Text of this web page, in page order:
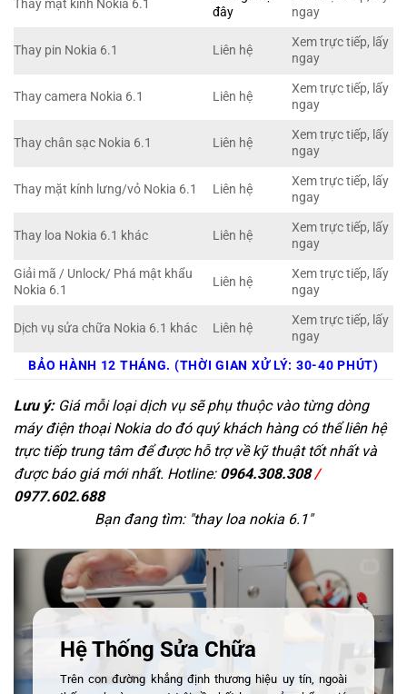
Thay mặt kính Nokia 6.1
đây
ngay
Thay pin Nokia 6.1 Liên hệ
Xem trực tiếp, lấy
ngay
Thay camera Nokia 6.1 Liên hệ
Xem trực tiếp, lấy
ngay
Thay chân sạc Nokia 6.1 Liên hệ
Xem trực tiếp, lấy
ngay
Thay mặt kính lưng/vỏ Nokia 6.1 Liên hệ
Xem trực tiếp, lấy
ngay
Thay loa Nokia 6.1 khác Liên hệ
Xem trực tiếp, lấy
ngay
Giải mã / Unlock/ Phá mật khẩu
Nokia 6.1
Liên hệ
Xem trực tiếp, lấy
ngay
Dịch vụ sửa chữa Nokia 6.1 khác Liên hệ
Xem trực tiếp, lấy
ngay
BẢO HÀNH 12 THÁNG. (THỜI GIAN XỬ LÝ: 30-40 PHÚT)
Lưu ý:Giá mỗi loại dịch vụ sẽ phụ thuộc vào từng dòng
máy điện thoại Nokia do đó quý khách hàng có thể liên hệ
trực tiếp trung tâm để được hỗ trợ về kỹ thuật tốt nhất và
được báo giá mới nhất. Hotline: 0964.308.308/
0977.602.688
Bạn đang tìm: "thay loa nokia 6.1"
Hệ Thống Sửa Chữa
Trên con đường khẳng định thương hiệu uy tín, ngoài